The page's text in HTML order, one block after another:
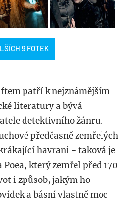
9 FOTEK
patří k nejznámějším
literatury a bývá
detektivního žánru.
předčasně zemřelých
havrani - taková je
který zemřel před 170
i způsob, jakým ho
a básní vlastně moc